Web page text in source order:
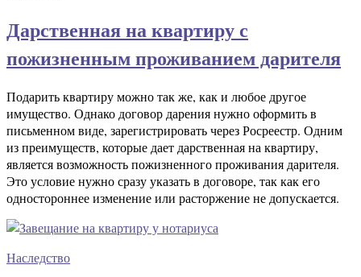
Дарственная на квартиру с
пожизненным проживанием дарителя
Подарить квартиру можно так же, как и любое другое
имущество. Однако договор дарения нужно оформить в
письменном виде, зарегистрировать через Росреестр. Одним
из преимуществ, которые дает дарственная на квартиру,
является возможность пожизненного проживания дарителя.
Это условие нужно сразу указать в договоре, так как его
одностороннее изменение или расторжение не допускается.
Наследство